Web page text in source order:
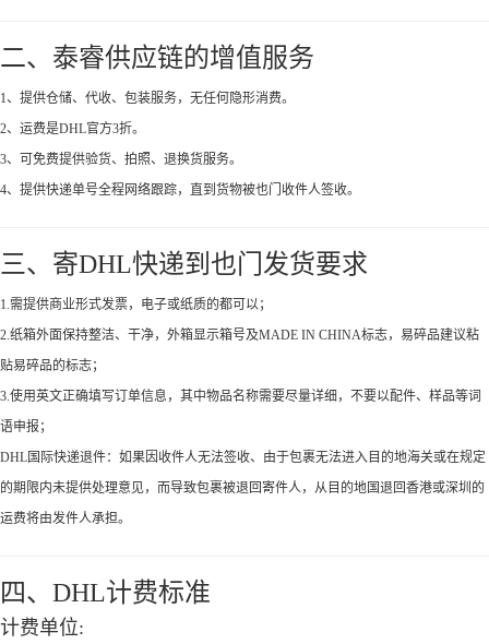
二、泰睿供应链的增值服务
1、提供仓储、代收、包装服务，无任何隐形消费。
2、运费是DHL官方3折。
3、可免费提供验货、拍照、退换货服务。
4、提供快递单号全程网络跟踪，直到货物被也门收件人签收。
三、寄DHL快递到也门发货要求
1.需提供商业形式发票，电子或纸质的都可以；
2.纸箱外面保持整洁、干净，外箱显示箱号及MADE IN CHINA标志，易碎品建议粘
贴易碎品的标志；
3.使用英文正确填写订单信息，其中物品名称需要尽量详细，不要以配件、样品等词
语申报；
DHL国际快递退件：如果因收件人无法签收、由于包裹无法进入目的地海关或在规定
的期限内未提供处理意见，而导致包裹被退回寄件人，从目的地国退回香港或深圳的
运费将由发件人承担。
四、DHL计费标准
计费单位: